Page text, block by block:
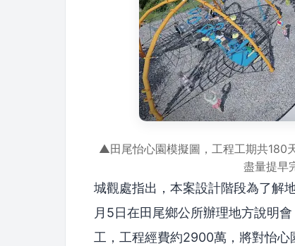
▲田尾怡心園模擬圖，工程工期共180
盡量提早
城觀處指出，本案設計階段為了解
月5日在田尾鄉公所辦理地方說明
工，工程經費約2900萬，將對怡